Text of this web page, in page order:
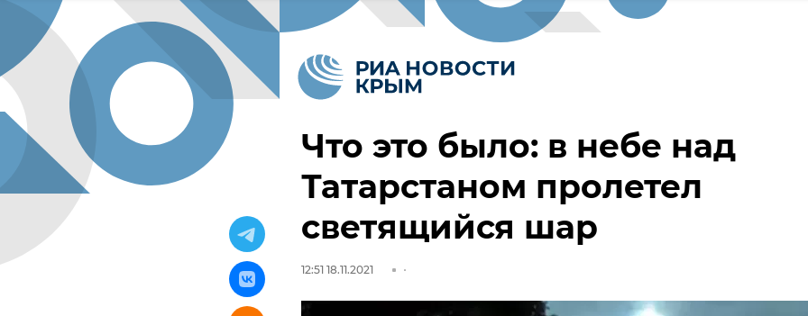
Что это было: в небе над
Татарстаном пролетел
светящийся шар
12:51 18.11.2021